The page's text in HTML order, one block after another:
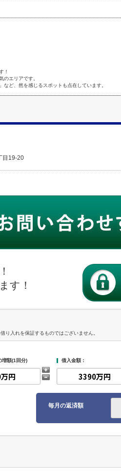
！
のエリアです。
ど、然を感じるスポットも点在しています。
目19-20
す！
り入れを保証するものではございません。
増額(1回分) 借入金額：
毎月の返済額